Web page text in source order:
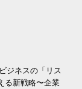
ジネスの「リス
る新戦略〜企業